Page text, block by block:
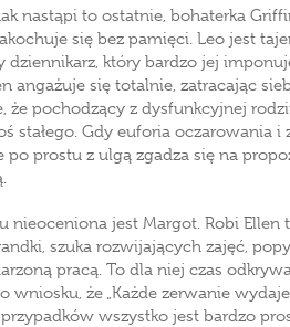
nastąpi to ostatnie, bohaterka
się bez pamięci. Leo jest
dziennikarz, który bardzo jej
angażuje się totalnie, zatracając
że pochodzący z dysfunkcyjnej
stałego. Gdy euforia oczarowania
po prostu z ulgą zgadza się na
nieoceniona jest Margot. Robi
szuka rozwijających zajęć,
pracą. To dla niej czas
wniosku, że „Każde zerwanie
wszystko jest bardzo